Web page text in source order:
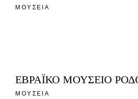
ΜΟΥΣΕΙΑ
ΕΒΡΑΪΚΟ ΜΟΥΣΕΙΟ
ΜΟΥΣΕΙΑ